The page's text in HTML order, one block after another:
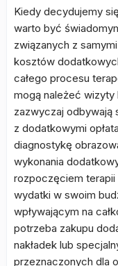
Kiedy decydujemy
warto być
związanych z
kosztów
całego procesu
mogą należeć
zazwyczaj odbywają
z dodatkowymi
diagnostykę
wykonania
rozpoczęciem
wydatki w swoim
wpływającym na
potrzeba zakupu
nakładek lub
przeznaczonych dla